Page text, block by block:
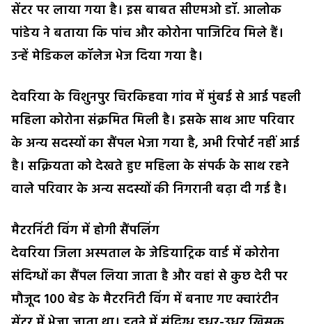
सेंटर पर लाया गया है। इस बाबत सीएमओ डॉ. आलोक
पांडेय ने बताया कि पांच और कोरोना पाजिटिव मिले हैं।
उन्हें मेडिकल कॉलेज भेज दिया गया है।
देवरिया के विशुनपुर चिरकिहवा गांव में मुंबई से आई पहली
महिला कोरोना संक्रमित मिली है। इसके साथ आए परिवार
के अन्य सदस्यों का सैंपल भेजा गया है, अभी रिपोर्ट नहीं आई
है। सक्रियता को देखते हुए महिला के संपर्क के साथ रहने
वाले परिवार के अन्य सदस्यों की निगरानी बढ़ा दी गई है।
मैटरनिंटी विंग में होगी सैंपलिंग
देवरिया जिला अस्पताल के जेडियाट्रिक वार्ड में कोरोना
संदिग्धों का सैंपल लिया जाता है और वहां से कुछ देरी पर
मौजूद 100 बेड के मैटरनिटी विंग में बनाए गए क्वारंटीन